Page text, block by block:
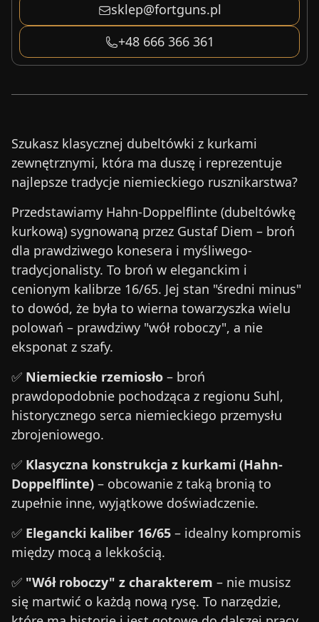
sklep@fortguns.pl
+48 666 366 361
Szukasz klasycznej dubeltówki z kurkami
zewnętrznymi, która ma duszę i reprezentuje
najlepsze tradycje niemieckiego rusznikarstwa?
Przedstawiamy Hahn-Doppelflinte (dubeltówkę
kurkową) sygnowaną przez Gustaf Diem – broń
dla prawdziwego konesera i myśliwego-
tradycjonalisty. To broń w eleganckim i
cenionym kalibrze 16/65. Jej stan "średni minus"
to dowód, że była to wierna towarzyszka wielu
polowań – prawdziwy "wół roboczy", a nie
eksponat z szafy.
✅ Niemieckie rzemiosło – broń
prawdopodobnie pochodząca z regionu Suhl,
historycznego serca niemieckiego przemysłu
zbrojeniowego.
✅ Klasyczna konstrukcja z kurkami (Hahn-
Doppelflinte) – obcowanie z taką bronią to
zupełnie inne, wyjątkowe doświadczenie.
✅ Elegancki kaliber 16/65 – idealny kompromis
między mocą a lekkością.
✅ "Wół roboczy" z charakterem – nie musisz
się martwić o każdą nową rysę. To narzędzie,